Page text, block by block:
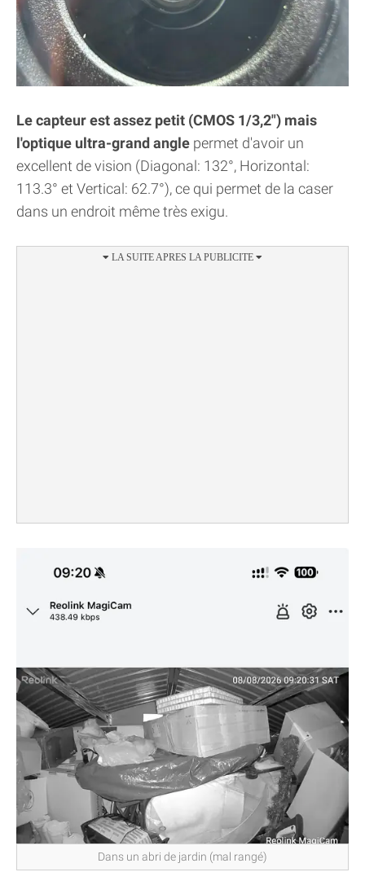
Le capteur est assez petit (CMOS 1/3,2") mais
l'optique ultra-grand angle permet d'avoir un
excellent de vision (Diagonal: 132°, Horizontal:
113.3° et Vertical: 62.7°), ce qui permet de la caser
dans un endroit même très exigu.
Dans un abri de jardin (mal rangé)